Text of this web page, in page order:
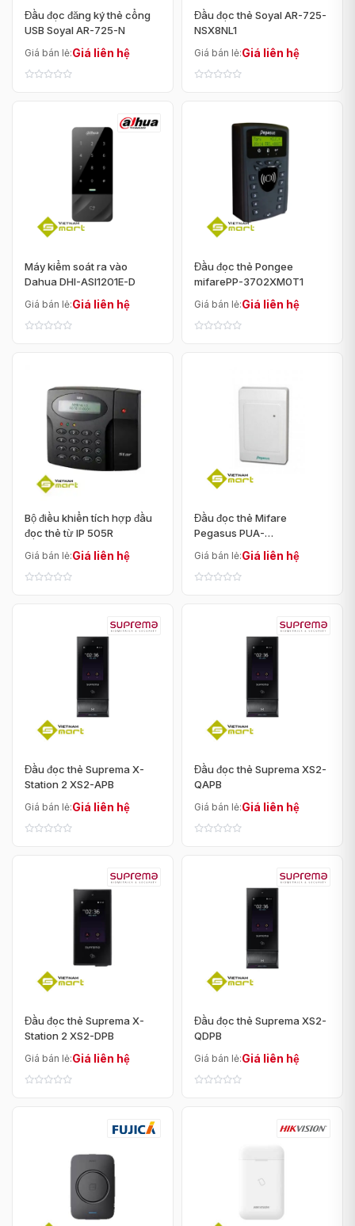
Đầu đọc đăng ký thẻ cổng
USB Soyal AR-725-N
Giá bán lẻ:Giá liên hệ
Đầu đọc thẻ Soyal AR-725-
NSX8NL1
Giá bán lẻ:Giá liên hệ
Máy kiểm soát ra vào
Dahua DHI-ASI1201E-D
Giá bán lẻ:Giá liên hệ
Đầu đọc thẻ Pongee
mifarePP-3702XM0T1
Giá bán lẻ:Giá liên hệ
Bộ điều khiển tích hợp đầu
đọc thẻ từ IP 505R
Giá bán lẻ:Giá liên hệ
Đầu đọc thẻ Mifare
Pegasus PUA-
310/M2R2/Y4
Giá bán lẻ:Giá liên hệ
Đầu đọc thẻ Suprema X-
Station 2 XS2-APB
Giá bán lẻ:Giá liên hệ
Đầu đọc thẻ Suprema XS2-
QAPB
Giá bán lẻ:Giá liên hệ
Đầu đọc thẻ Suprema X-
Station 2 XS2-DPB
Giá bán lẻ:Giá liên hệ
Đầu đọc thẻ Suprema XS2-
QDPB
Giá bán lẻ:Giá liên hệ